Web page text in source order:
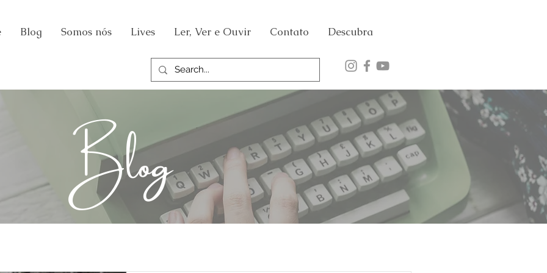
Blog Somos nós Lives Ler, Ver e Ouvir Contato Descubra
Blog